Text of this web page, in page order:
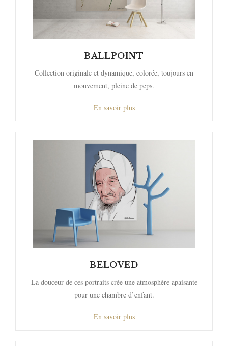
BALLPOINT
Collection originale et dynamique, colorée, toujours en
mouvement, pleine de peps.
En savoir plus
BELOVED
La douceur de ces portraits crée une atmosphère apaisante
pour une chambre d’enfant.
En savoir plus